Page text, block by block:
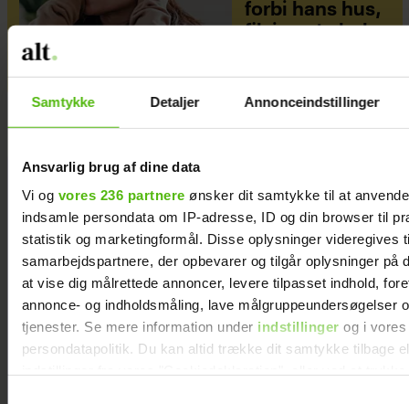
Samtykke Detaljer Annonceindstillinger
Ansvarlig brug af dine data
Vi og vores 236 partnere ønsker dit samtykke til at
indsamle persondata om IP-adresse, ID og din browser til
statistik og marketingformål. Disse oplysninger videregives
samarbejdspartnere, der opbevarer og tilgår oplysninger på
at vise dig målrettede annoncer, levere tilpasset indhold,
annonce- og indholdsmåling, lave målgruppeundersøgelser
tjenester. Se mere information under indstillinger og i vores
persondatapolitik. Du kan altid trække dit samtykke tilbage
forbi hans hus,